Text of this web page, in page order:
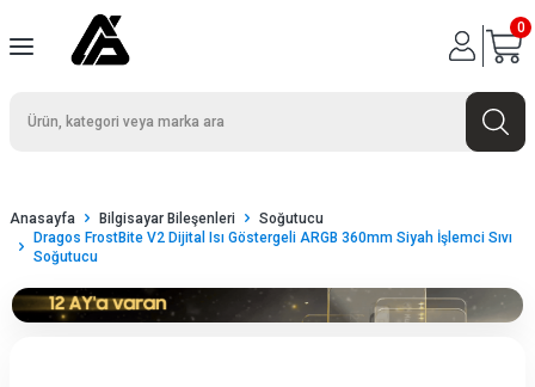
0
Anasayfa Bilgisayar Bileşenleri
Soğutucu
Dragos FrostBite V2 Dijital Isı Göstergeli ARGB 360mm Siyah İşlemci Sıvı
Soğutucu